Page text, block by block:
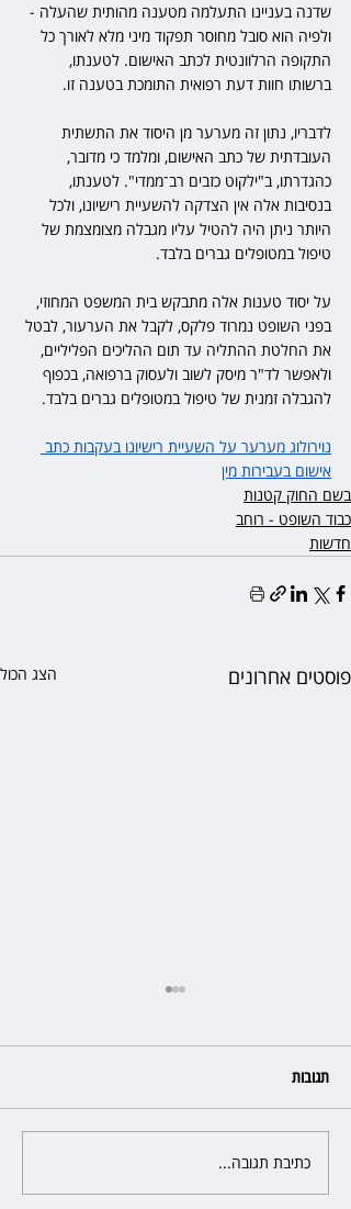
שדנה בעניינו התעלמה מטענה מהותית שהעלה -
ולפיה הוא סובל מחוסר תפקוד מיני מלא לאורך כל
התקופה הרלוונטית לכתב האישום. לטענתו,
ברשותו חוות דעת רפואית התומכת בטענה זו.
לדבריו, נתון זה מערער מן היסוד את התשתית
העובדתית של כתב האישום, ומלמד כי מדובר,
כהגדרתו, ב"ילקוט כזבים רב־ממדי". לטענתו,
בנסיבות אלה אין הצדקה להשעיית רישיונו, ולכל
היותר ניתן היה להטיל עליו מגבלה מצומצמת של
טיפול במטופלים גברים בלבד.
על יסוד טענות אלה מתבקש בית המשפט המחוזי,
בפני השופט נמרוד פלקס, לקבל את הערעור, לבטל
את החלטת ההתליה עד תום ההליכים הפליליים,
ולאפשר לד"ר מיסק לשוב ולעסוק ברפואה, בכפוף
להגבלה זמנית של טיפול במטופלים גברים בלבד.
נוירולוג מערער על השעיית רישיונו בעקבות כתב
אישום בעבירות מין
בשם החוק קטנות
כבוד השופט - רוחב
חדשות
פוסטים אחרונים הצג הכול
מלון קראון פלאזה: ביטלה שכירות
בגלל רטיבות - וחויבה בכ־600
תגובות
כתיבת תגובה...